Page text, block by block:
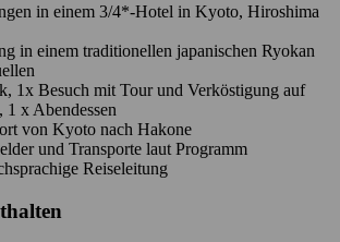
in einem 3/4*-Hotel in Kyoto, Hiroshima
in einem traditionellen japanischen Ryokan
1x Besuch mit Tour und Verköstigung auf
1 x Abendessen
von Kyoto nach Hakone
und Transporte laut Programm
Reiseleitung